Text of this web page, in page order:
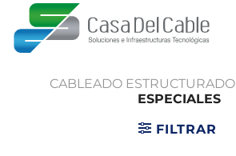
Saltar
contenido
CABLEADO ESTRUCTURADO
ESPECIALES
FILTRAR